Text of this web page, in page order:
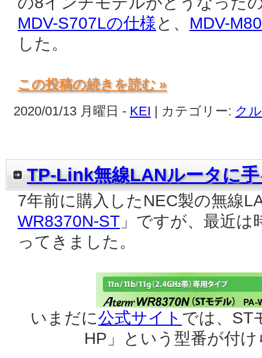
MDV-S707Lの仕様 と、 MDV-
した。
この投稿の続きを読む »
2020/01/13 月曜日 - KEI | カテゴリー: ク
TP-Link無線LANルータに
7年前に購入したNEC製の無線
WR8370N-ST 」ですが、最近
ってきました。
いまだに公式サイト では、ST
HP」という型番が付